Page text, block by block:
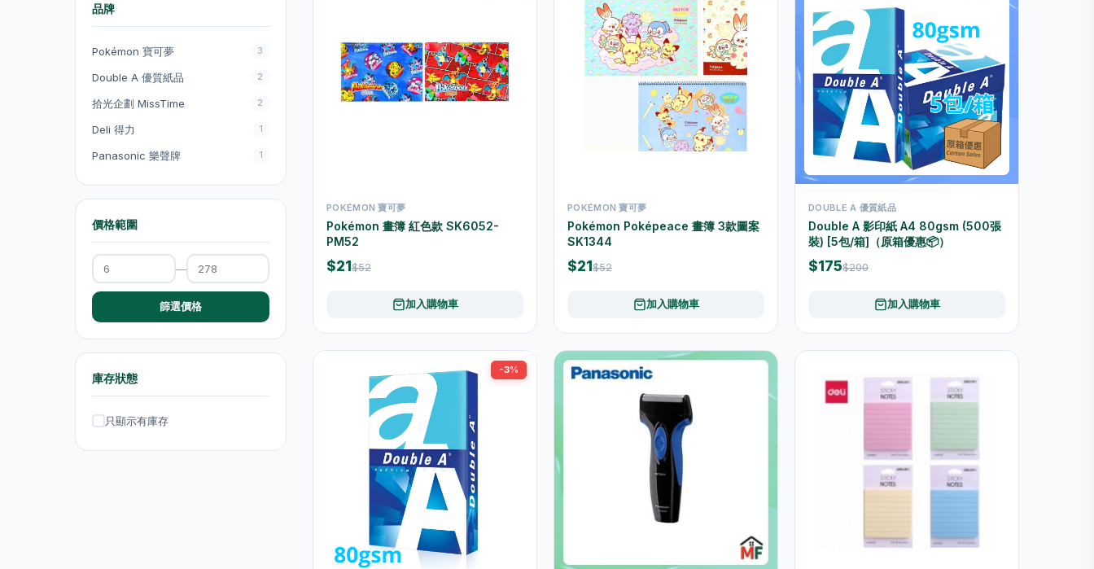
廚房電器
電煮鍋及煮食鍋
電熱水壺
電熱水壺
電煮鍋及煮食鍋
抽氣扇
抽濕機 4
熨斗及掛熨機 4
乾衣及乾燥機
理髮及修剪器
品牌
Pokémon 寶可夢 3
Double A 優質紙品 2
拾光企劃 MissTime 2
Deli 得力 1
Panasonic 樂聲牌 1
價格範圍
—
篩選價格
庫存狀態
只顯示有庫存
POKÉMON 寶可夢
Pokémon 畫簿 紅色款 SK6052-
PM52
$21$52
加入購物車
POKÉMON 寶可夢
Pokémon Poképeace 畫簿 3款圖案
SK1344
$21$52
加入購物車
DOUBLE A 優質紙品
Double A 影印紙 A4 80gsm (500張
裝) [5包/箱]（原箱優惠📦）
$175$200
加入購物車
-3%